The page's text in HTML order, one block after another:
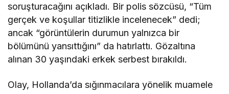
soruşturacağını açıkladı. Bir polis sözcüsü, “Tüm
gerçek ve koşullar titizlikle incelenecek” dedi;
ancak “görüntülerin durumun yalnızca bir
bölümünü yansıttığını” da hatırlattı. Gözaltına
alınan 30 yaşındaki erkek serbest bırakıldı.
Olay, Hollanda’da sığınmacılara yönelik muamele